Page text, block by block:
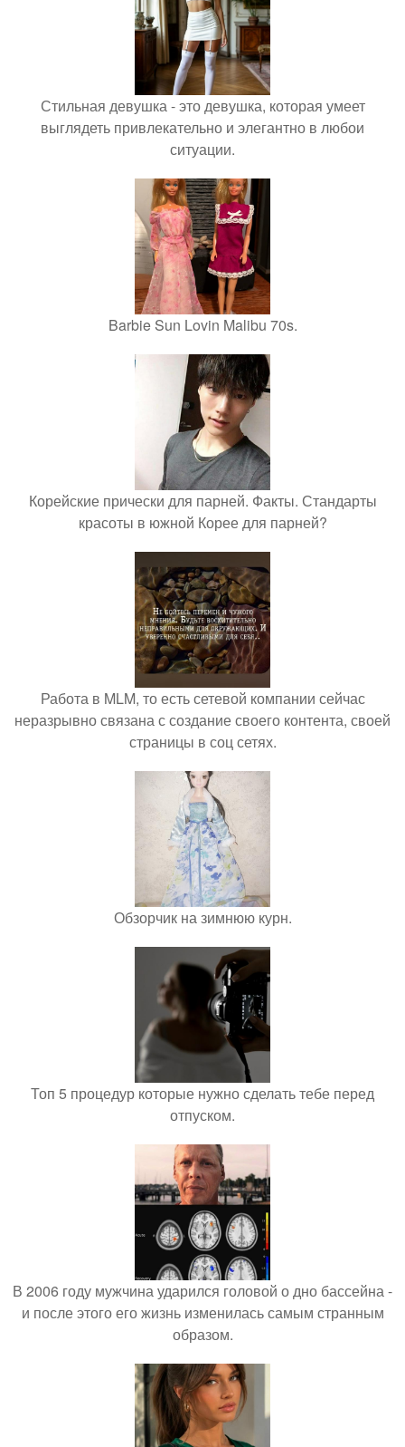
Стильная девушка - это девушка, которая умеет
выглядеть привлекательно и элегантно в любои
ситуации.
Barbie Sun Lovin Malibu 70s.
Корейские прически для парней. Факты. Стандарты
красоты в южной Корее для парней?
Работа в MLM, то есть сетевой компании сейчас
неразрывно связана с создание своего контента, своей
страницы в соц сетях.
Обзорчик на зимнюю курн.
Топ 5 процедур которые нужно сделать тебе перед
отпуском.
В 2006 году мужчина ударился головой о дно бассейна -
и после этого его жизнь изменилась самым странным
образом.